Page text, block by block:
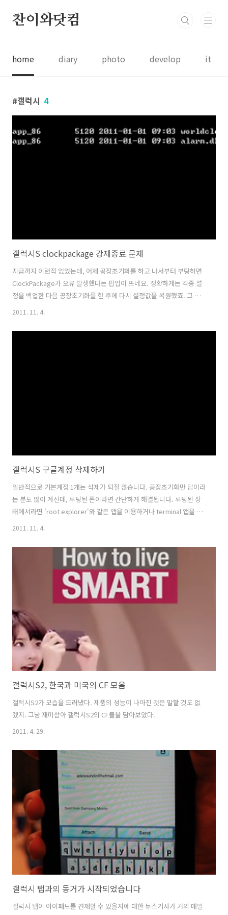
찬이와닷컴
home diary photo develop it
갤럭시 4
갤럭시S clockpackage 강제종료 문제
지금까지 이런적 없었는데, 어제 공장초기화를 하고 나서부터 부팅하면
ClockPackage가 오류 발생했다는 팝업이 뜨네요. 정확하게는 각종 설
정을 백업한 다음 공장초기화를 한 후에 다시 설정값을 복원했죠. 그 와
중에 시간관련 정보 DB가 꼬였나 봅니다. 앱을 직접 실행해도 똑같은 팝
odex 파일은 그대로 있는걸로 봐서는 DB 문제일 가능성이 높으므로 알
2011. 11. 4.
갤럭시S 구글계정 삭제하기
일반적으로 기본계정 1개는 삭제가 되질 않습니다. 공장초기화만 답이라
는 분도 많이 계신데, 루팅된 폰이라면 간단하게 해결됩니다. 루팅된 상
태에서라면 'root explorer'와 같은 앱을 이용하거나 terminal 앱을 이
용하거나 윈도우에서 adb shell 연결한 다음
됩니다. 그리고 나면 구글계정 뿐 아니라, 각종 계정 로그인 정보가 다 사
라집니다. adb가 설치된 컴퓨터가 있다면 USB로 폰을 연결한 다음 아래
와 같은 방법으로도 가능합니다. 물론 이것도 루팅이 되어야만 합니다.
2011. 11. 4.
갤럭시S2, 한국과 미국의 CF 모음
갤럭시S2가 모습을 드러냈다. 제품의 성능이 나아진 것은 말할 것도 없
겠지. 그냥 재미삼아 갤럭시S2의 CF들을 담아보았다.
2011. 4. 29.
갤럭시 탭과의 동거가 시작되었습니다
갤럭시 탭이 아이패드를 견제할 수 있을지에 대한 뉴스기사가 거의 매일